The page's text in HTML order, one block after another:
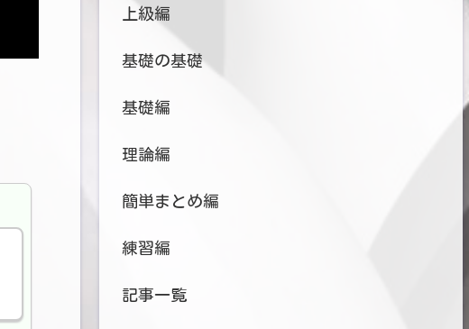
上級編
基礎の基礎
基礎編
理論編
簡単まとめ編
練習編
記事一覧